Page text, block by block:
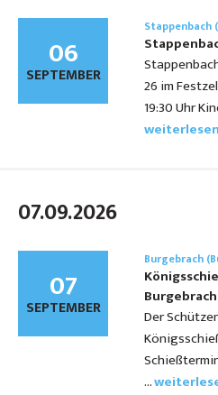
06
SEPTEMBER
Stappenbach
26 im
19:30 Uhr
07.09.2026
07
SEPTEMBER
Burgebrach
Burgebrach
Der
…